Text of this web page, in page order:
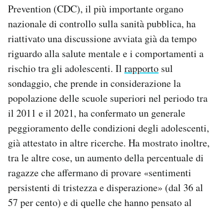
Area Personale
Newsletter
Notifiche mobile
Esci
Prevention (CDC), il più importante organo
nazionale di controllo sulla sanità pubblica, ha
riattivato una discussione avviata già da tempo
riguardo alla salute mentale e i comportamenti a
rischio tra gli adolescenti. Il rapporto sul
sondaggio, che prende in considerazione la
popolazione delle scuole superiori nel periodo tra
il 2011 e il 2021, ha confermato un generale
peggioramento delle condizioni degli adolescenti,
già attestato in altre ricerche. Ha mostrato inoltre,
tra le altre cose, un aumento della percentuale di
ragazze che affermano di provare «sentimenti
persistenti di tristezza e disperazione» (dal 36 al
57 per cento) e di quelle che hanno pensato al